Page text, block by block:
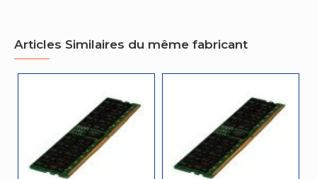
Hauteur 1,91 cm (0.75")
Autres caractéristiques
0,0440 kg (0.0970 kg)
Articles Similaires du même fabricant